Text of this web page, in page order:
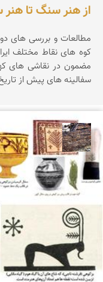
از هنر سنگ تا
مضمون در نقاشی های
سفالینه های پیش از تاریخ
محمد ناصری فرد